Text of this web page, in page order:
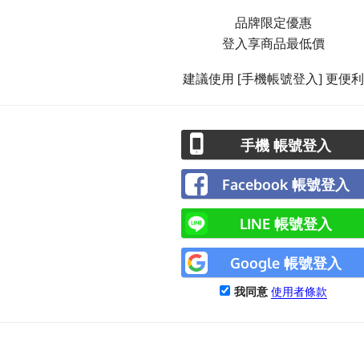
品牌限定優惠
登入享商品最低價
建議使用 [手機帳號登入] 更便利
手機 帳號登入
Facebook 帳號登入
LINE 帳號登入
Google 帳號登入
我同意 使用者條款